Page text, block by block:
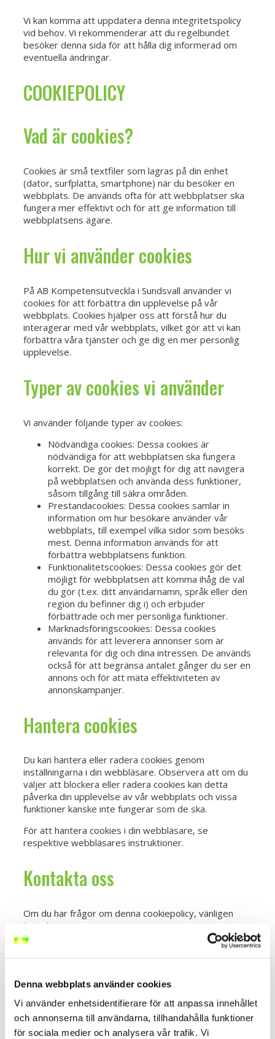
Denna webbplats använder cookies
Vi använder enhetsidentifierare för att anpassa innehållet
och annonserna till användarna, tillhandahålla funktioner
för sociala medier och analysera vår trafik. Vi
Vi kan komma att uppdatera denna integritetspolicy
vid behov. Vi rekommenderar att du regelbundet
besöker denna sida för att hålla dig informerad om
eventuella ändringar.
COOKIEPOLICY
Vad är cookies?
Cookies är små textfiler som lagras på din enhet
(dator, surfplatta, smartphone) när du besöker en
webbplats. De används ofta för att webbplatser ska
fungera mer effektivt och för att ge information till
webbplatsens ägare.
Hur vi använder cookies
På AB Kompetensutveckla i Sundsvall använder vi
cookies för att förbättra din upplevelse på vår
webbplats. Cookies hjälper oss att förstå hur du
interagerar med vår webbplats, vilket gör att vi kan
förbättra våra tjänster och ge dig en mer personlig
upplevelse.
Typer av cookies vi använder
Vi använder följande typer av cookies:
Nödvändiga cookies: Dessa cookies är
nödvändiga för att webbplatsen ska fungera
korrekt. De gör det möjligt för dig att navigera
på webbplatsen och använda dess funktioner,
såsom tillgång till säkra områden.
Prestandacookies: Dessa cookies samlar in
information om hur besökare använder vår
webbplats, till exempel vilka sidor som besöks
mest. Denna information används för att
förbättra webbplatsens funktion.
Funktionalitetscookies: Dessa cookies gör det
möjligt för webbplatsen att komma ihåg de val
du gör (t.ex. ditt användarnamn, språk eller den
region du befinner dig i) och erbjuder
förbättrade och mer personliga funktioner.
Marknadsföringscookies: Dessa cookies
används för att leverera annonser som är
relevanta för dig och dina intressen. De används
också för att begränsa antalet gånger du ser en
annons och för att mäta effektiviteten av
annonskampanjer.
Hantera cookies
Du kan hantera eller radera cookies genom
inställningarna i din webbläsare. Observera att om du
väljer att blockera eller radera cookies kan detta
påverka din upplevelse av vår webbplats och vissa
funktioner kanske inte fungerar som de ska.
För att hantera cookies i din webbläsare, se
respektive webbläsares instruktioner.
Kontakta oss
Om du har frågor om denna cookiepolicy, vänligen
kontakta oss.
Ändringar i vår cookiepolicy
Vi kan uppdatera denna cookiepolicy från tid till annan
för att återspegla förändringar i lagstiftning eller vår
användning av cookies. Vi rekommenderar att du
regelbundet besöker denna sida för att hålla dig